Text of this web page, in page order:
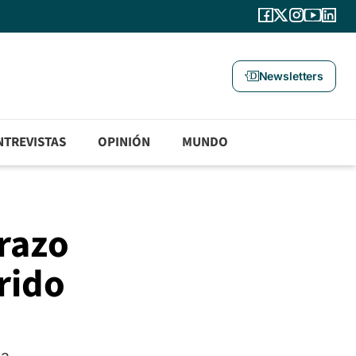
Newsletters
OPINIÓN MUNDO